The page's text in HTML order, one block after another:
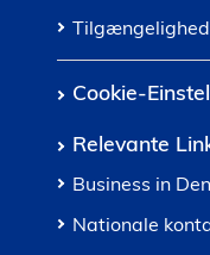
Cookie-
Relevante
Business in
Nationale